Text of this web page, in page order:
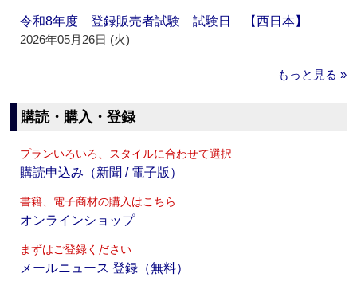
令和8年度 登録販売者試験 試験日 【西日本】
2026年05月26日 (火)
もっと見る »
購読・購入・登録
プランいろいろ、スタイルに合わせて選択
購読申込み（新聞 / 電子版）
書籍、電子商材の購入はこちら
オンラインショップ
まずはご登録ください
メールニュース 登録（無料）